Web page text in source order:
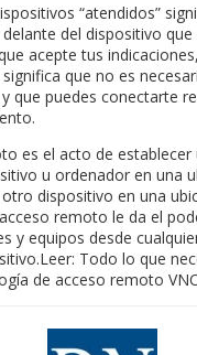
“atendidos”
del dispositivo que
acepte tus
significa que no es
que puedes conectarte
es el acto de establecer
u ordenador en una
dispositivo en una
remoto le da el
y equipos desde
Todo lo que
de acceso remoto VNC